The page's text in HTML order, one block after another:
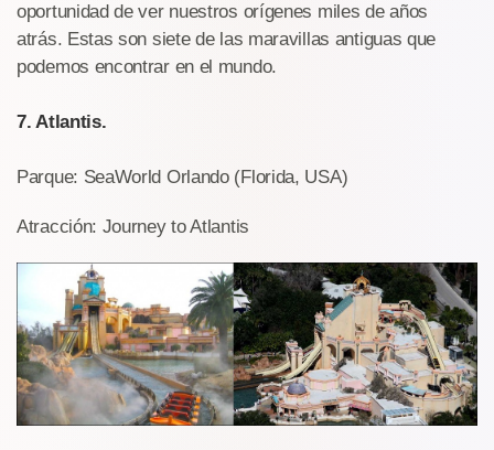
oportunidad de ver nuestros orígenes miles de años
atrás. Estas son siete de las maravillas antiguas que
podemos encontrar en el mundo.
7. Atlantis.
Parque: SeaWorld Orlando (Florida, USA)
Atracción: Journey to Atlantis